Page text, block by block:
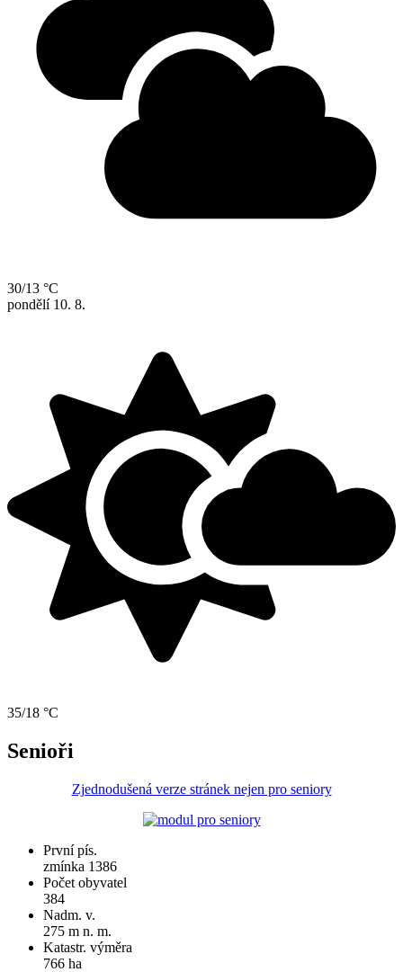
30/13 °C
pondělí 10. 8.
35/18 °C
Senioři
Zjednodušená verze stránek nejen pro seniory
První pís.
zmínka 1386
Počet obyvatel
384
Nadm. v.
275 m n. m.
Katastr. výměra
766 ha